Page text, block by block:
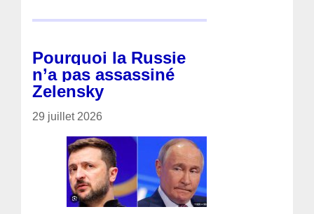
Pourquoi la Russie
n’a pas assassiné
Zelensky
29 juillet 2026